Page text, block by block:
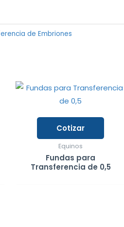
de Embriones
Cotizar
Equinos
Fundas para
Transferencia de 0,5